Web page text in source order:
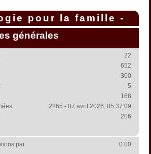
pour la famille -
de statistiques
générales
22
652
300
5
168
2265 - 07 avril 2026, 05:37:09
206
par
0.00